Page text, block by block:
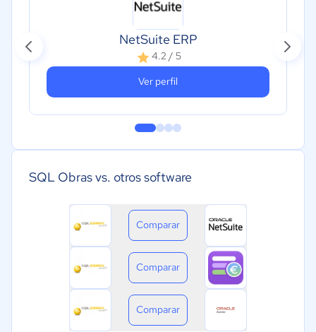
NetSuite ERP
4.2 / 5
Ver perfil
SQL Obras vs. otros software
Comparar
Comparar
Comparar